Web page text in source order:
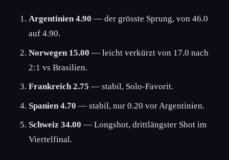
Argentinien 4.90 — der grösste Sprung, von 46.0
auf 4.90.
Norwegen 15.00 — leicht verkürzt von 17.0 nach
2:1 vs Brasilien.
Frankreich 2.75 — stabil, Solo-Favorit.
Spanien 4.70 — stabil, nur 0.20 vor Argentinien.
Schweiz 34.00 — Longshot, drittlängster Shot im
Viertelfinal.